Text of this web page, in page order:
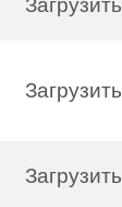
Загрузить
Загрузить
Загрузить